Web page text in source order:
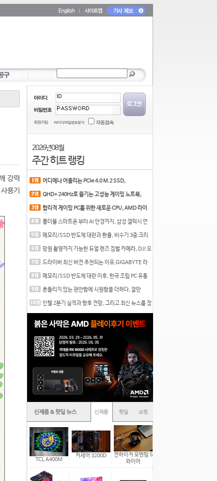
강력
용기
2026년 08월
주간 히트 랭킹
어디에나 어울리는 PCIe 4.0 M.2 SSD,
QHD+ 240Hz로 즐기는 고성능 게이밍 노트북,
합리적 게이밍 PC를 위한 새로운 CPU, AMD 라이
폴더블 스마트폰 부터 AI 안경까지, 삼성 갤럭시 언
메모리/SSD 반도체 대란과 환율, 비수기 3중 크리
망원 촬영까지 가능한 듀얼 렌즈 짐벌 카메라, DJI 오
드라이버 최신 버전 추천되는 이유,GIGABYTE 라
메모리/SSD 반도체 대란 이후, 한국 조립 PC 유통
흔들리지 않는 편안함에 시원함을 더하다, 잘만
인텔 2분기 실적과 향후 전망, 그리고 최신 뉴스를 정
TCL A400M
커세어 3200D
젠하이저 모멘텀 5
와이어